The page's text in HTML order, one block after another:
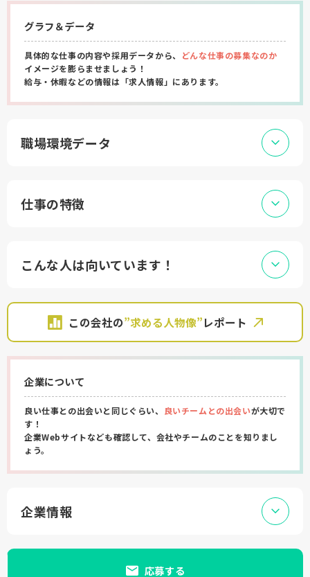
グラフ＆データ
具体的な仕事の内容や採用データから、
どんな仕事の募集なのか
イメージを膨らませましょう！
給与・休暇などの情報は「求人情報」にあります。
職場環境データ
仕事の特徴
こんな人は向いています！
この会社の”求める人物像”レポート
企業について
良い仕事との出会いと同じぐらい、 良いチームとの出会いが大切で
す！
企業Webサイトなども確認して、会社やチームのことを知りまし
ょう。
企業情報
応募する